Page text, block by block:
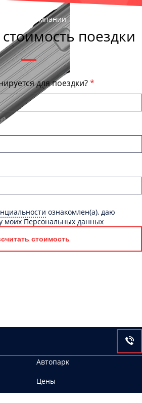
директор компании "КировБас"
поездки
для поездки?
ознакомлен(а), даю
моих Персональных данных
стоимость
Автопарк
Цены